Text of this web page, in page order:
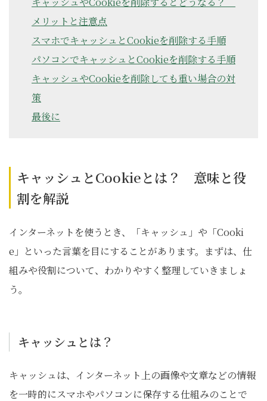
メリットと注意点
スマホでキャッシュとCookieを削除する手順
パソコンでキャッシュとCookieを削除する手順
キャッシュやCookieを削除しても重い場合の対
策
最後に
キャッシュとCookieとは？ 意味と役
割を解説
インターネットを使うとき、「キャッシュ」や「Cooki
e」といった言葉を目にすることがあります。まずは、仕
組みや役割について、わかりやすく整理していきましょ
う。
キャッシュとは？
キャッシュは、インターネット上の画像や文章などの情報
を一時的にスマホやパソコンに保存する仕組みのことで